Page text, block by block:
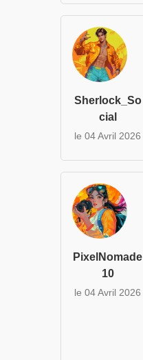
Sherlock_So
cial
le 04 Avril 2026
PixelNomade
10
le 04 Avril 2026